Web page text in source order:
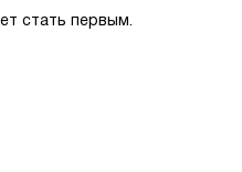
стать первым.